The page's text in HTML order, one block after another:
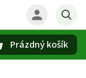
Prázdný košík